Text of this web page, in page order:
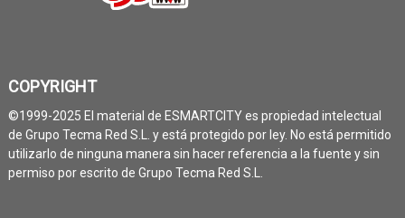
COPYRIGHT
©1999-2025 El material de ESMARTCITY es propiedad intelectual
de Grupo Tecma Red S.L. y está protegido por ley. No está permitido
utilizarlo de ninguna manera sin hacer referencia a la fuente y sin
permiso por escrito de Grupo Tecma Red S.L.